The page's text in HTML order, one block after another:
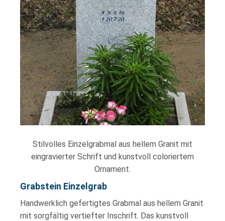
Stilvolles Einzelgrabmal aus hellem Granit mit
eingravierter Schrift und kunstvoll coloriertem
Ornament.
Grabstein Einzelgrab
Handwerklich gefertigtes Grabmal aus hellem Granit
mit sorgfältig vertiefter Inschrift. Das kunstvoll